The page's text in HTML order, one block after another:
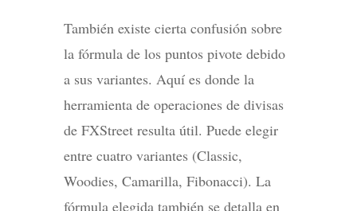
También existe cierta confusión sobre
la fórmula de los puntos pivote debido
a sus variantes. Aquí es donde la
herramienta de operaciones de divisas
de FXStreet resulta útil. Puede elegir
entre cuatro variantes (Classic,
Woodies, Camarilla, Fibonacci). La
fórmula elegida también se detalla en